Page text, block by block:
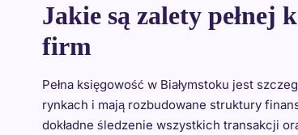
Jakie są zalety pełnej
firm
Pełna księgowość w Białymstoku jest
rynkach i mają rozbudowane struktury
dokładne śledzenie wszystkich transakcji